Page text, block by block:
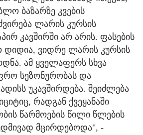
ბაზარზე კვების
ლარის კურსის
კავშირში არ არის. ფასების
ვიდრე ლარის კურსის
ამ ყველაფერს სხვა
სეზონურობას და
უკავშირდება. შეიძლება
რადგან ქვეყანაში
წარმოების წილი წლების
მცირდებოდა", -